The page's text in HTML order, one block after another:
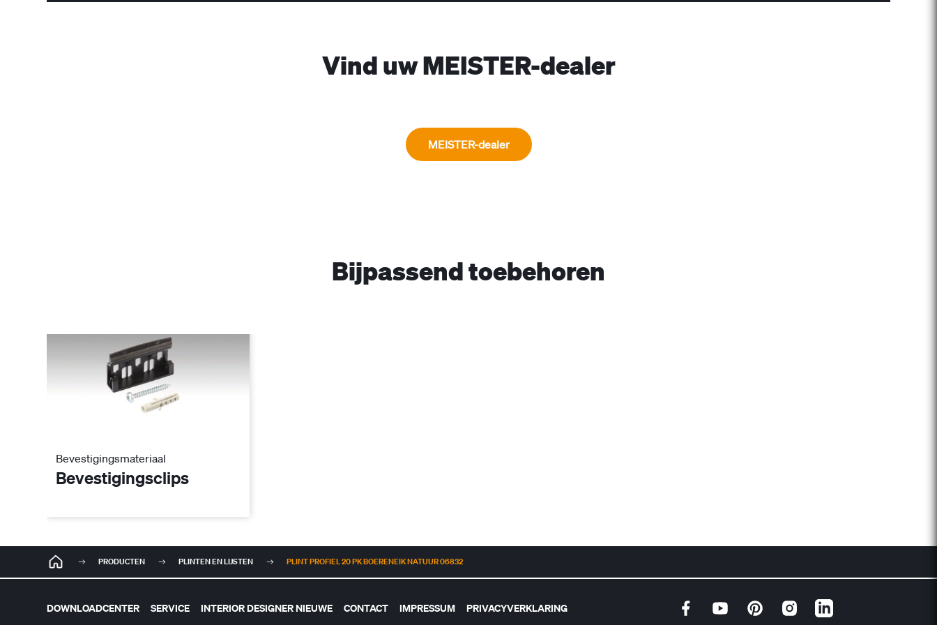
Vind uw MEISTER-dealer
MEISTER-dealer
Bijpassend toebehoren
Bevestigingsmateriaal
Bevestigingsclips
PRODUCTEN PLINTEN EN LIJSTEN PLINT PROFIEL 20 PK BOERENEIK NATUUR 06832
DOWNLOADCENTER SERVICE INTERIOR DESIGNER NIEUWE CONTACT IMPRESSUM PRIVACYVERKLARING